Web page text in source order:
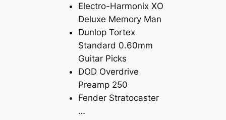
Electro-Harmonix XO
Deluxe Memory Man
Dunlop Tortex
Standard 0.60mm
Guitar Picks
DOD Overdrive
Preamp 250
Fender Stratocaster
…